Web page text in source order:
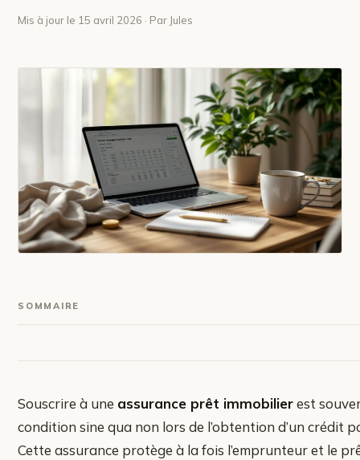
Mis à jour le 15 avril 2026 · Par Jules
SOMMAIRE
Souscrire à une assurance prêt immobilierest
condition sine qua non lors de l’obtention d’un crédit
Cette assurance protège à la fois l’emprunteur et le